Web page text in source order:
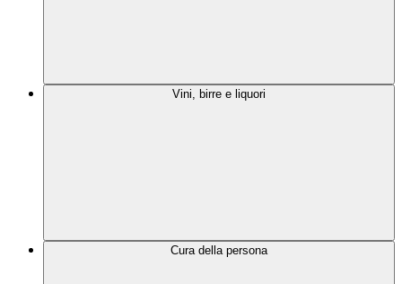
Vini, birre e liquori
Cura della persona